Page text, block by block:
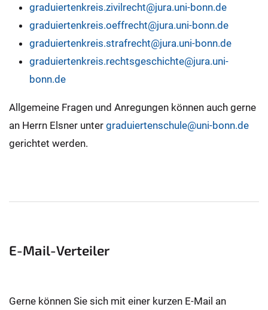
graduiertenkreis.zivilrecht@jura.uni-bonn.de
graduiertenkreis.oeffrecht@jura.uni-bonn.de
graduiertenkreis.strafrecht@jura.uni-bonn.de
graduiertenkreis.rechtsgeschichte@jura.uni-
bonn.de
Allgemeine Fragen und Anregungen können auch gerne
an Herrn Elsner unter graduiertenschule@uni-bonn.de
gerichtet werden.
E-Mail-Verteiler
Gerne können Sie sich mit einer kurzen E-Mail an